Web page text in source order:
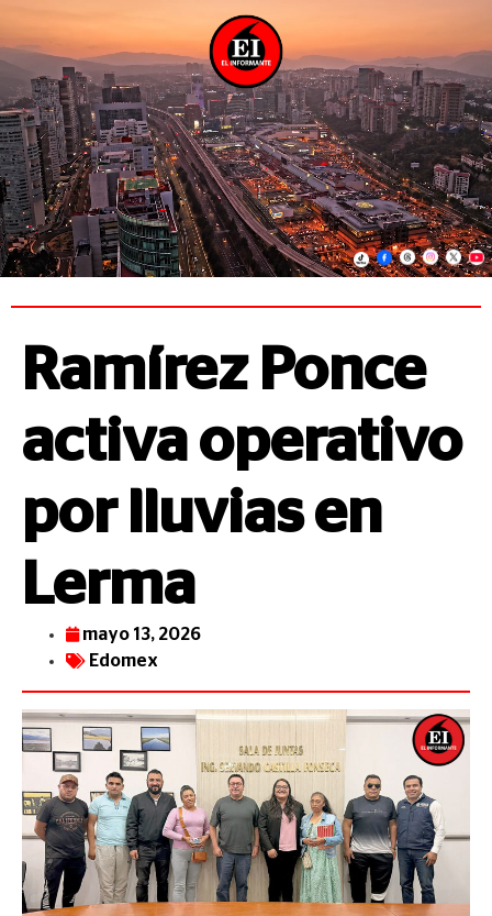
Ramírez Ponce
activa operativo
por lluvias en
Lerma
mayo 13, 2026
Edomex